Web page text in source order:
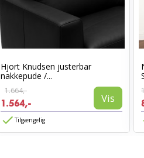
Hjort Knudsen justerbar
nakkepude /...
1.664,-
1.564,- Vis
Tilgængelig